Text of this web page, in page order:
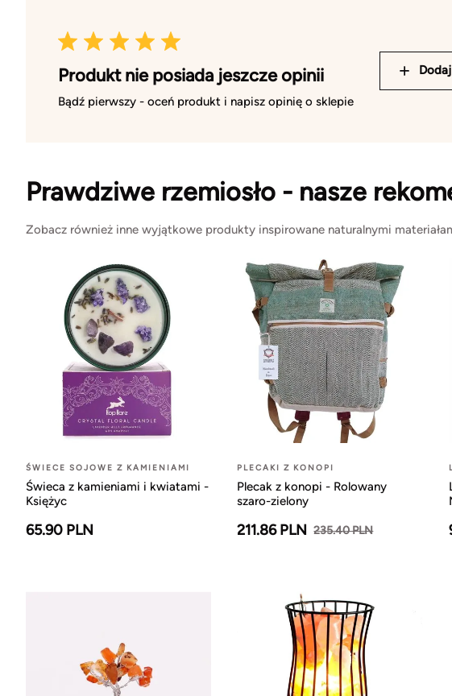
Produkt nie posiada jeszcze opinii
Bądź pierwszy - oceń produkt i napisz opinię o sklepie
Prawdziwe rzemiosło - nasze
Zobacz również inne wyjątkowe produkty inspirowane naturalnymi
ŚWIECE SOJOWE Z KAMIENIAMI
Świeca z kamieniami i kwiatami -
Księżyc
65.90 PLN
PLECAKI Z KONOPI
Plecak z konopi - Rolowany
szaro-zielony
211.86 PLN 235.40 PLN